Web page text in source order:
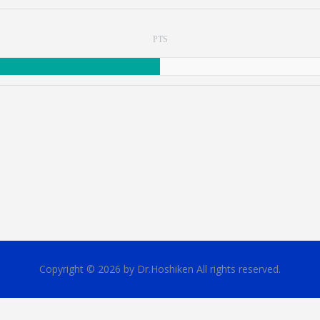
PTS
Copyright © 2026 by Dr.Hoshiken All rights reserved.